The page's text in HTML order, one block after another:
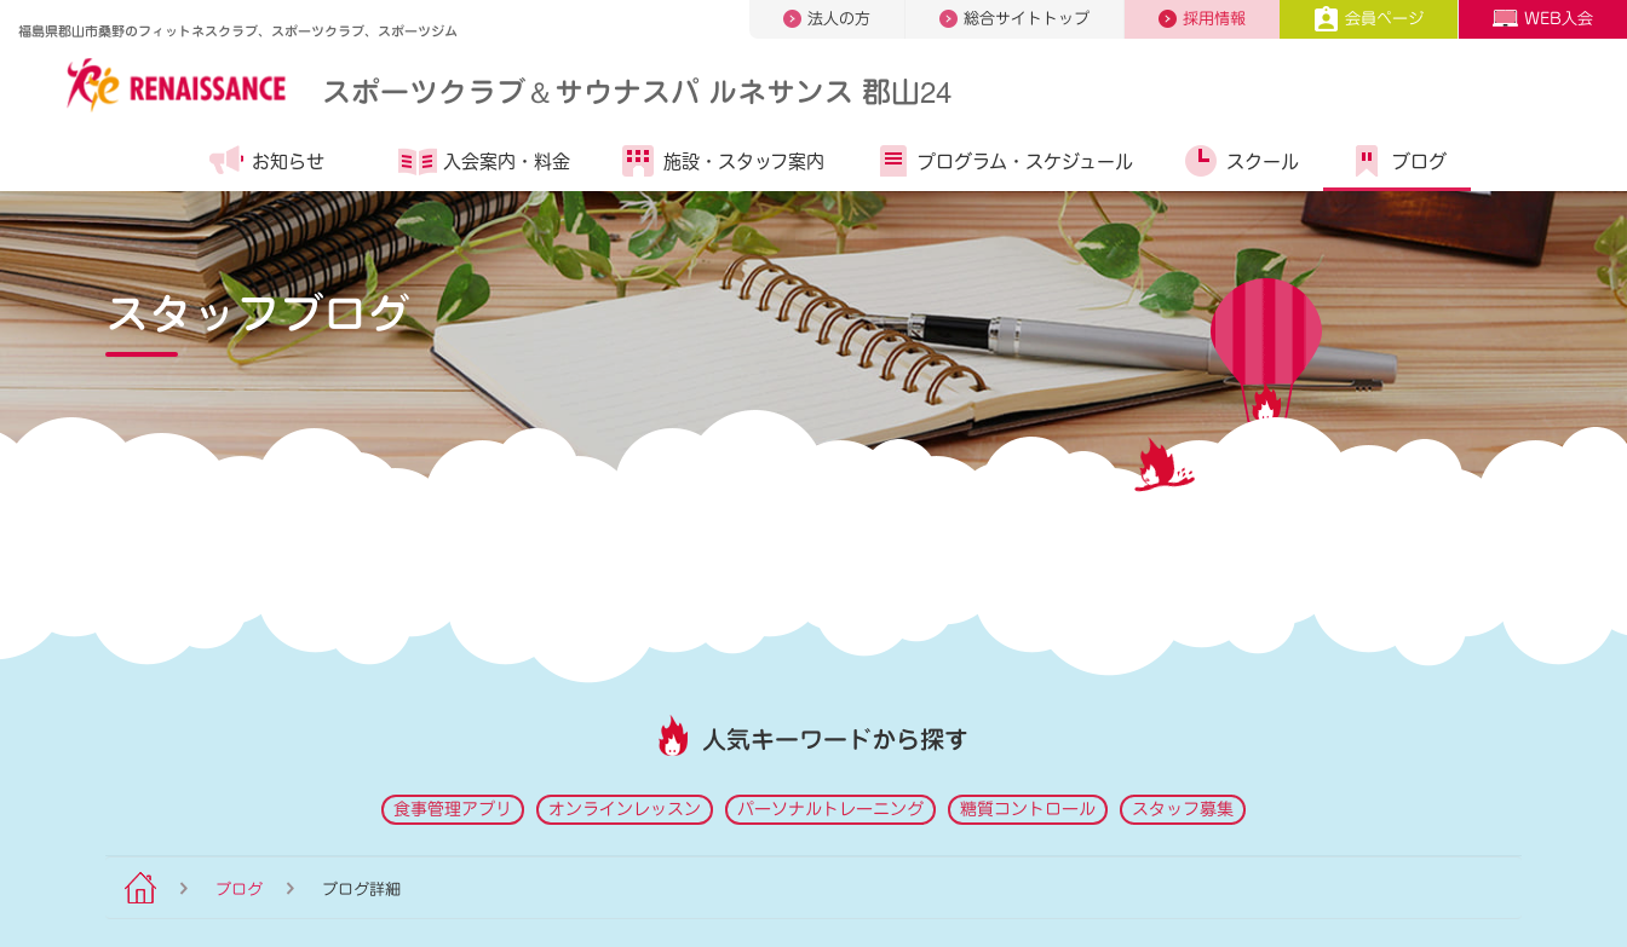
福島県郡山市桑野のフィットネスクラブ、スポーツクラブ、スポーツジム
法人の方 総合サイトトップ 採用情報 会員ページ WEB入会
スポーツクラブ＆サウナスパ ルネサンス 郡山24
お知らせ 入会案内・ 料金 施設・ スタッフ案内 プログラム・ スケジュール スクール ブログ
スタッフブログ
人気キーワードから探す
食事管理アプリ オンラインレッスン パーソナルトレーニング 糖質コントロール スタッフ募集
ブログ ブログ詳細